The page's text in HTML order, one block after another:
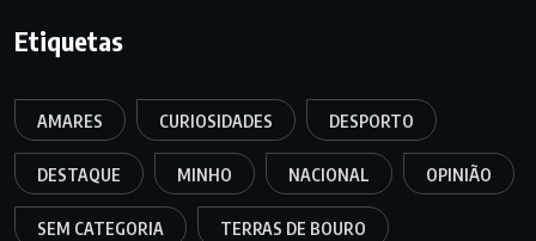
Etiquetas
AMARES CURIOSIDADES DESPORTO
DESTAQUE MINHO NACIONAL OPINIÃO
SEM CATEGORIA TERRAS DE BOURO